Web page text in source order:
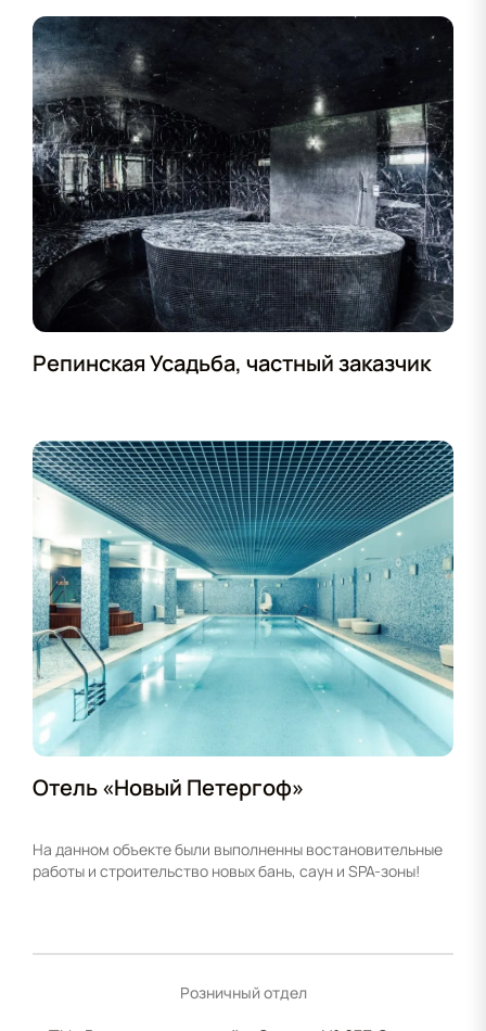
Репинская Усадьба, частный заказчик
Отель «Новый Петергоф»
На данном объекте были выполненны востановительные
работы и строительство новых бань, саун и SPA-зоны!
Розничный отдел